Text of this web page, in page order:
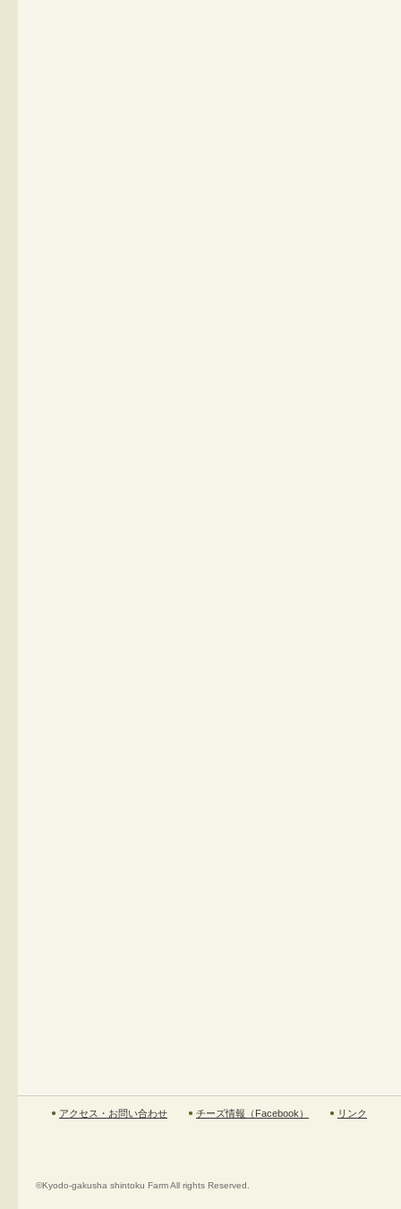
アクセス・お問い合わせ チーズ情報（Facebook） リンク
©Kyodo-gakusha shintoku Farm All rights Reserved.